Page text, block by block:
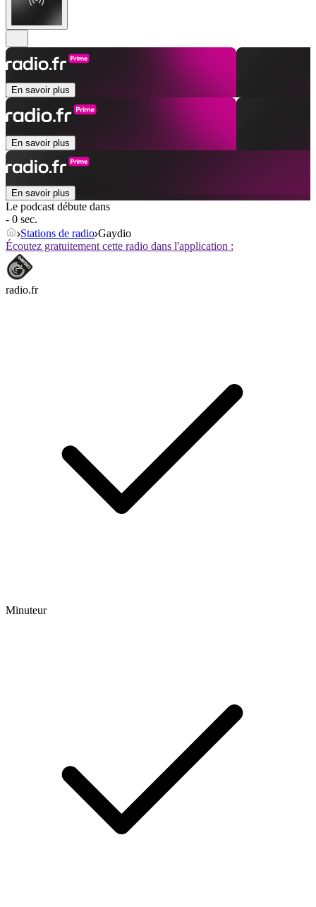
En savoir plus
En savoir plus
En savoir plus
Le podcast débute dans
- 0 sec.
Stations de radio Gaydio
Écoutez gratuitement cette radio dans l'application :
radio.fr
Minuteur